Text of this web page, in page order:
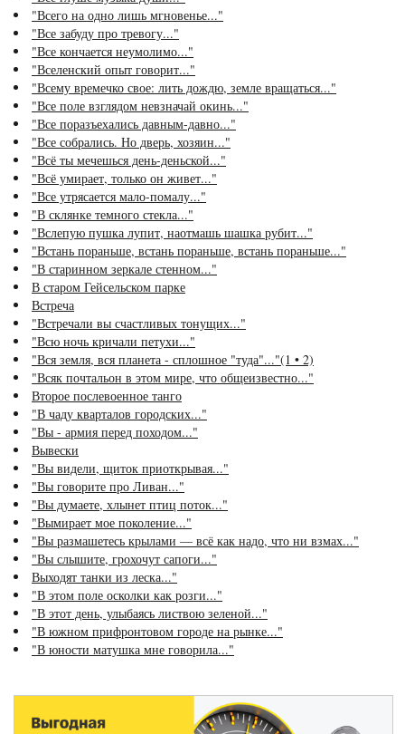
"Всего на одно лишь мгновенье..."
"Все забуду про тревогу..."
"Все кончается неумолимо..."
"Вселенский опыт говорит..."
"Всему времечко свое: лить дождю, земле вращаться..."
"Все поле взглядом невзначай окинь..."
"Все поразъехались давным-давно..."
"Все собрались. Но дверь, хозяин..."
"Всё ты мечешься день-деньской..."
"Всё умирает, только он живет..."
"Все утрясается мало-помалу..."
"В склянке темного стекла..."
"Вслепую пушка лупит, наотмашь шашка рубит..."
"Встань пораньше, встань пораньше, встань пораньше..."
"В старинном зеркале стенном..."
В старом Гейсельском парке
Встреча
"Встречали вы счастливых тонущих..."
"Всю ночь кричали петухи..."
"Вся земля, вся планета - сплошное "туда"..."(1 • 2)
"Всяк почтальон в этом мире, что общеизвестно..."
Второе послевоенное танго
"В чаду кварталов городских..."
"Вы - армия перед походом..."
Вывески
"Вы видели, щиток приоткрывая..."
"Вы говорите про Ливан..."
"Вы думаете, хлынет птиц поток..."
"Вымирает мое поколение..."
"Вы размашетесь крылами — всё как надо, что ни взмах..."
"Вы слышите, грохочут сапоги..."
Выходят танки из леска..."
"В этом поле осколки как розги..."
"В этот день, улыбаясь листвою зеленой..."
"В южном прифронтовом городе на рынке..."
"В юности матушка мне говорила..."